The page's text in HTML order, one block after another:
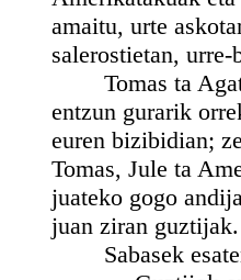
amaitu, urte
salerostietan,
Tomas ta
entzun gurarik
euren bizibidian;
Tomas, Jule ta
juateko gogo
juan ziran guztijak.
Sabasek